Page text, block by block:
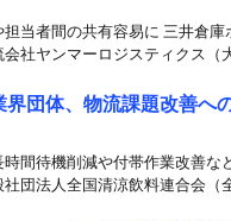
担当者間の共有容易に 三井倉
会社ヤンマーロジスティクス（
界団体、物流課題改善へ
時間待機削減や付帯作業改善
団法人全国清涼飲料連合会（